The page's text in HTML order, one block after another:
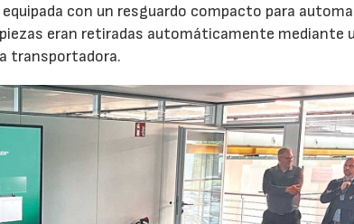
con un resguardo compacto para
eran retiradas automáticamente mediante
transportadora.